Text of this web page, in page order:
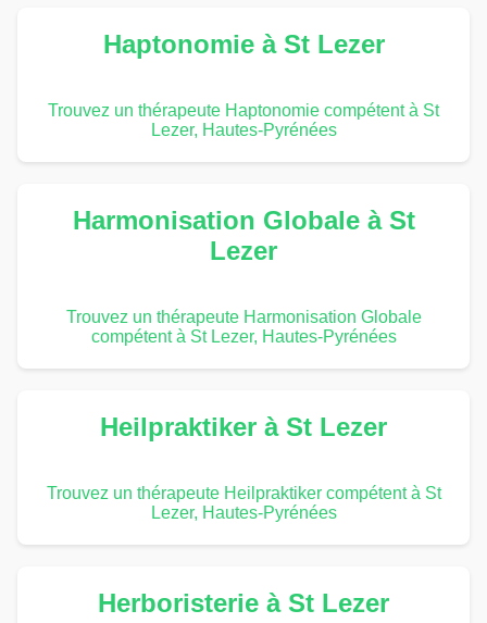
Haptonomie à St Lezer
Trouvez un thérapeute Haptonomie compétent à St
Lezer, Hautes-Pyrénées
Harmonisation Globale à St
Lezer
Trouvez un thérapeute Harmonisation Globale
compétent à St Lezer, Hautes-Pyrénées
Heilpraktiker à St Lezer
Trouvez un thérapeute Heilpraktiker compétent à St
Lezer, Hautes-Pyrénées
Herboristerie à St Lezer